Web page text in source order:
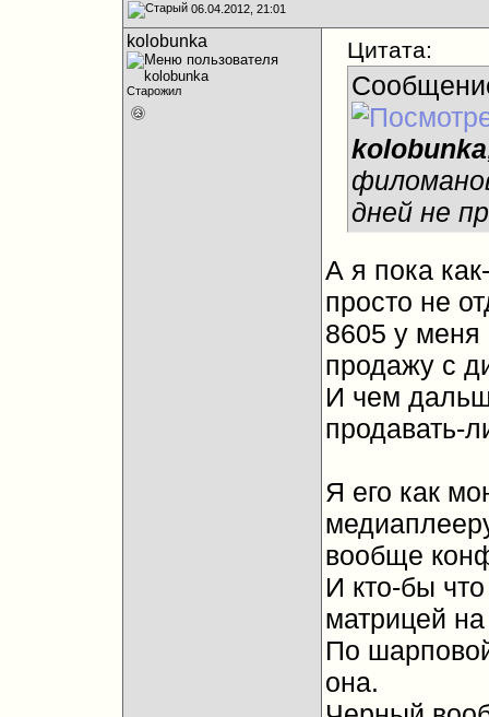
06.04.2012, 21:01
kolobunka
Старожил
Цитата:
kolobunka
дней не
А я пока
просто не
8605 у меня
продажу с
И чем
продавать-
Я его как
вообще
И кто-бы
матрицей
По
она.